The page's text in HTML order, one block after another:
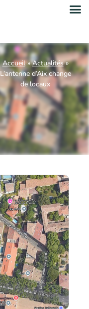
Accueil»Actualités»
L’antenne d’Aix change
de locaux